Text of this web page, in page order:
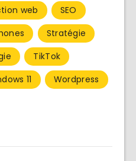
web
SEO
Stratégie
TikTok
11
Wordpress